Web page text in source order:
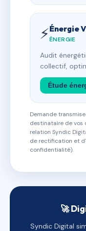
⚡Énergie
ÉNERGIE
Audit
collectif,
Étude
Demande
destinataire de vos
relation Syndic
de rectification et
confidentialité).
🚀
Syndic Digital